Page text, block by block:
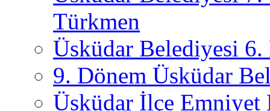
Türkmen
Üsküdar Belediyesi 6.
9. Dönem Üsküdar
Üsküdar İlçe